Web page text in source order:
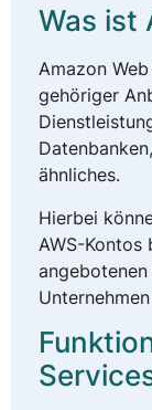
Was ist
Amazon
gehöriger
ähnliches.
Hierbei
AWS-Kontos